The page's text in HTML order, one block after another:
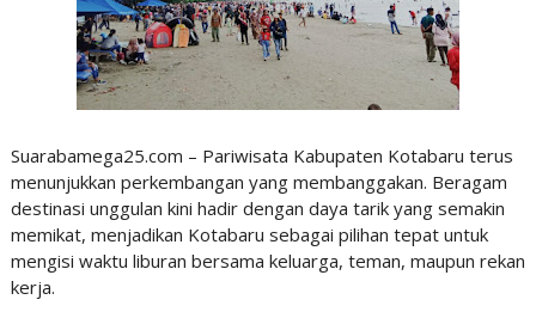
Suarabamega25.com – Pariwisata Kabupaten Kotabaru terus
menunjukkan perkembangan yang membanggakan. Beragam
destinasi unggulan kini hadir dengan daya tarik yang semakin
memikat, menjadikan Kotabaru sebagai pilihan tepat untuk
mengisi waktu liburan bersama keluarga, teman, maupun rekan
kerja.